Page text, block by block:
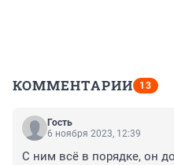
КОММЕНТАРИИ 13
Гость
6 ноября 2023, 12:39
С ним всё в порядке, он